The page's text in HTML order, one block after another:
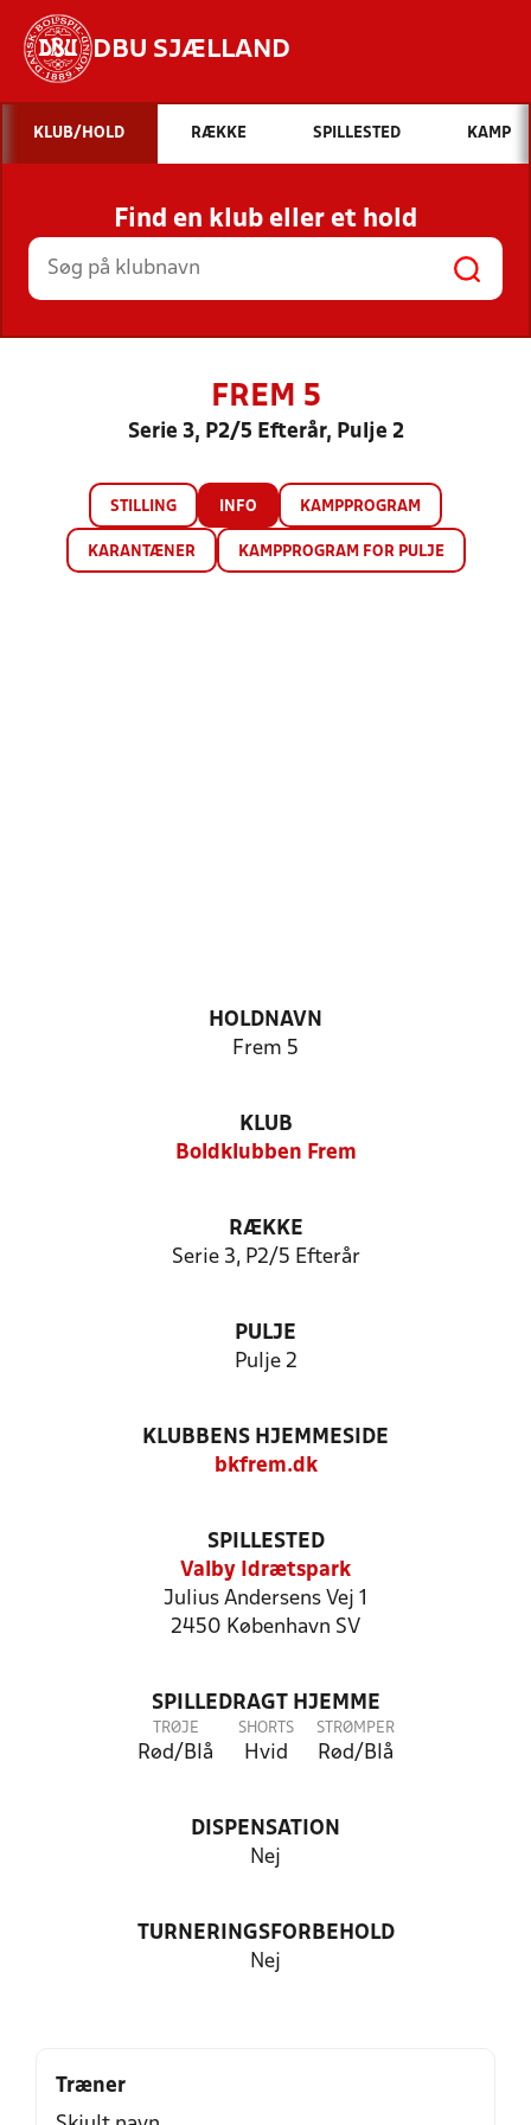
DBU SJÆLLAND
Hvad vil du søge efter?
INDHOLD OG NYHEDER
STILLINGER, RESULTATER, KLUBBER OG
HOLD
KLUB/HOLD RÆKKE SPILLESTED KAMP
Find en klub eller et hold
FREM 5
Serie 3, P2/5 Efterår, Pulje 2
STILLING INFO KAMPPROGRAM
KARANTÆNER KAMPPROGRAM FOR PULJE
HOLDNAVN
Frem 5
KLUB
Boldklubben Frem
RÆKKE
Serie 3, P2/5 Efterår
PULJE
Pulje 2
KLUBBENS HJEMMESIDE
bkfrem.dk
SPILLESTED
Valby Idrætspark
Julius Andersens Vej 1
2450 København SV
SPILLEDRAGT HJEMME
TRØJE
Rød/Blå
SHORTS
Hvid
STRØMPER
Rød/Blå
DISPENSATION
Nej
TURNERINGSFORBEHOLD
Nej
Træner